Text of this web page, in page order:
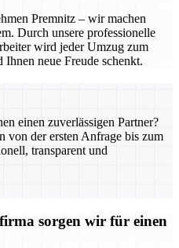
Premnitz – wir machen
Durch unsere professionelle
wird jeder Umzug zum
neue Freude schenkt.
einen zuverlässigen Partner?
von der ersten Anfrage bis zum
transparent und
sorgen wir für einen